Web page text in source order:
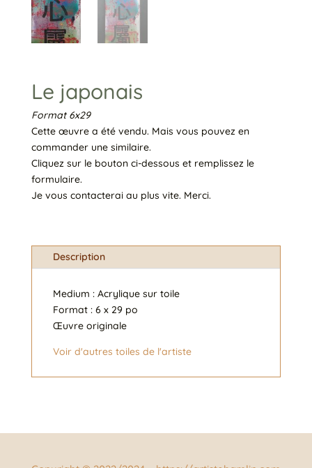
Le japonais
Format 6x29
Cette œuvre a été vendu. Mais vous pouvez en
commander une similaire.
Cliquez sur le bouton ci-dessous et remplissez le
formulaire.
Je vous contacterai au plus vite. Merci.
Description
Medium : Acrylique sur toile
Format : 6 x 29 po
Œuvre originale
Voir d'autres toiles de l'artiste